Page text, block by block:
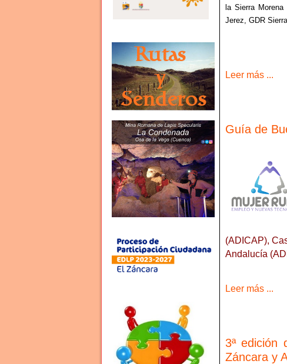
la Sierra
Jerez, GDR
Leer más ...
Guía de
(ADICAP),
Andalucía
Leer más ...
3ª edición
Záncara y